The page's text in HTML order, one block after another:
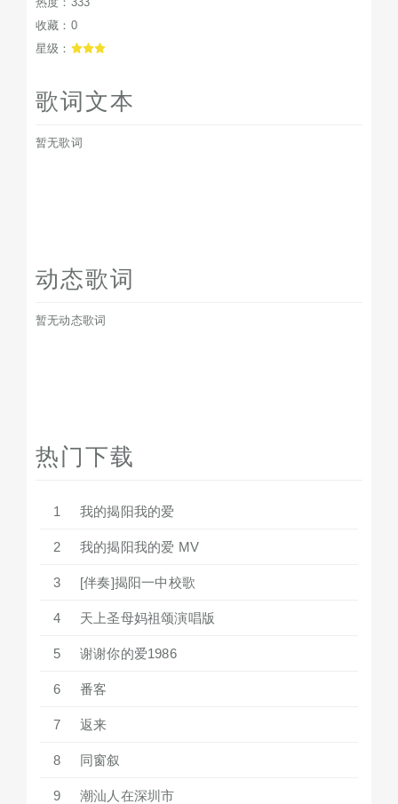
收藏：0
星级：
歌词文本
暂无歌词
动态歌词
暂无动态歌词
热门下载
1 我的揭阳我的爱
2 我的揭阳我的爱 MV
3 [伴奏]揭阳一中校歌
4 天上圣母妈祖颂演唱版
5 谢谢你的爱1986
6 番客
7 返来
8 同窗叙
9 潮汕人在深圳市